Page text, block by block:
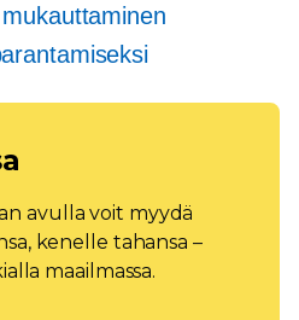
avulla voit myydä
kenelle tahansa –
maailmassa.